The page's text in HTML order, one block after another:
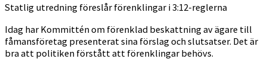
Statlig utredning föreslår förenklingar i 3:12-reglerna
Idag har Kommittén om förenklad beskattning av ägare till
fåmansföretag presenterat sina förslag och slutsatser. Det är
bra att politiken förstått att förenklingar behövs.